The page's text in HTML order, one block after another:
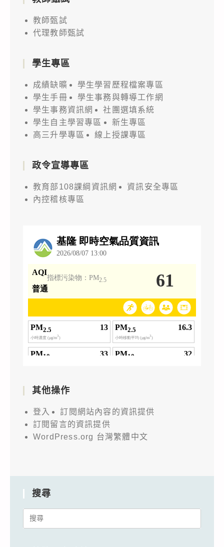
教師甄試
代理教師甄試
學生專區
成績缺曠
學生學習歷程檔案專區
學生手冊
學生事務與轉導工作網
學生事務資訊網
社團選填系統
學生自主學習專區
新生專區
高三升學專區
線上授課專區
政令宣導專區
教育部108課綱資訊網
資訊安全專區
內控稽核專區
其他操作
登入
訂閱網站內容的資訊提供
訂閱留言的資訊提供
WordPress.org 台灣繁體中文
搜尋
Search